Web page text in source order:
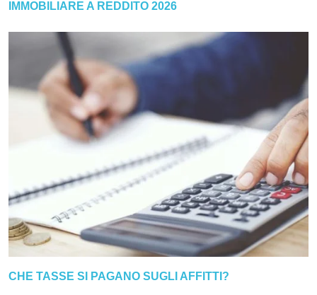
IMMOBILIARE A REDDITO 2026
CHE TASSE SI PAGANO SUGLI AFFITTI?